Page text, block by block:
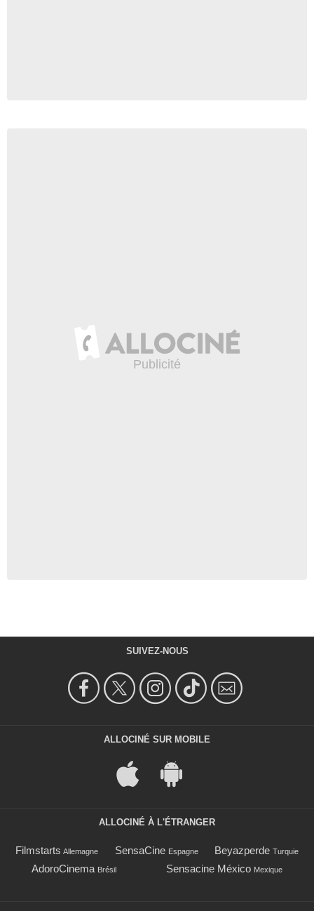
SUIVEZ-NOUS
ALLOCINÉ SUR MOBILE
ALLOCINÉ À L'ÉTRANGER
Filmstarts Allemagne SensaCine Espagne Beyazperde Turquie
AdoroCinema Brésil Sensacine México Mexique